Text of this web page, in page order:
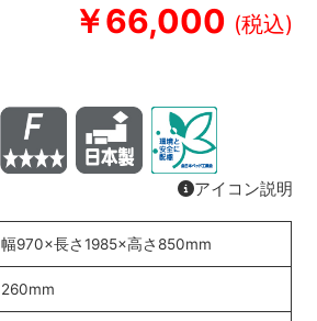
￥66,000
アイコン説明
幅970×長さ1985×高さ850mm
260mm